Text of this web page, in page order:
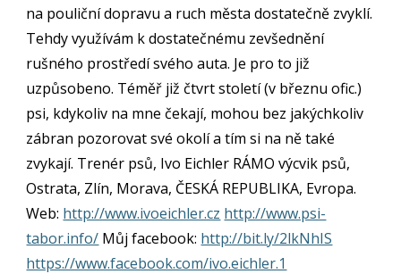
na pouliční dopravu a ruch města dostatečně zvyklí.
Tehdy využívám k dostatečnému zevšednění
rušného prostředí svého auta. Je pro to již
uzpůsobeno. Téměř již čtvrt století (v březnu ofic.)
psi, kdykoliv na mne čekají, mohou bez jakýchkoliv
zábran pozorovat své okolí a tím si na ně také
zvykají. Trenér psů, Ivo Eichler RÁMO výcvik psů,
Ostrata, Zlín, Morava, ČESKÁ REPUBLIKA, Evropa.
Web: http://www.ivoeichler.cz http://www.psi-
tabor.info/ Můj facebook: http://bit.ly/2lkNhIS
https://www.facebook.com/ivo.eichler.1